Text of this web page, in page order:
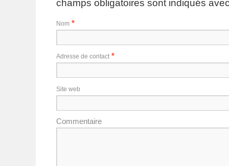
champs obligatoires sont indiqués
Nom *
Adresse de contact *
Site web
Commentaire